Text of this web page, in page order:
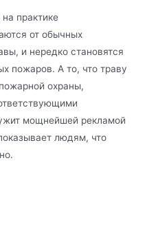
практике
от обычных
и нередко становятся
пожаров. А то, что траву
охраны,
мощнейшей рекламой
людям, что